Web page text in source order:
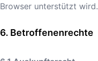
Browser unterstützt wird.
Betroffenenrechte